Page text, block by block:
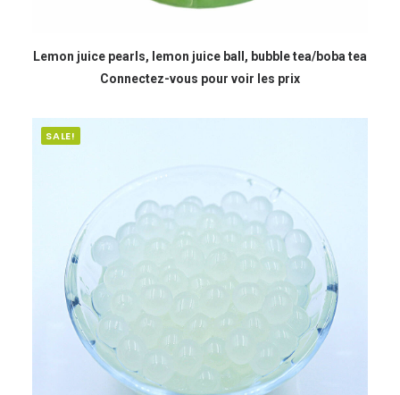
READ MORE
Lemon juice pearls, lemon juice ball, bubble tea/boba tea
Connectez-vous pour voir les prix
SALE!